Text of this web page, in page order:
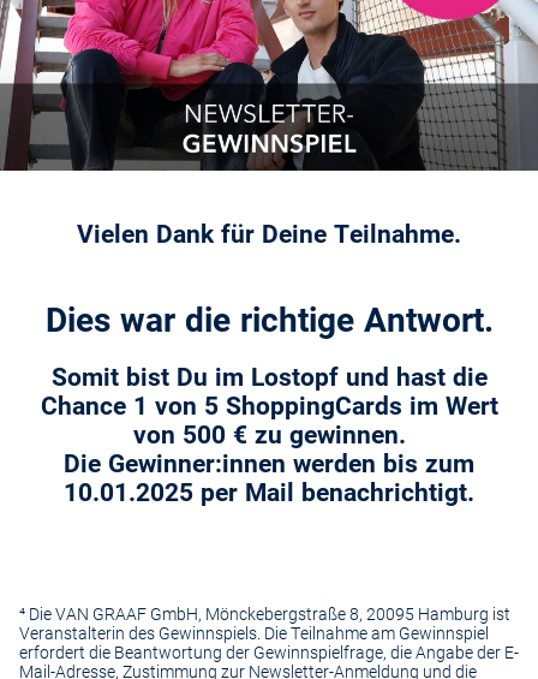
Vielen Dank für Deine Teilnahme.
Dies war die richtige Antwort.
Somit bist Du im Lostopf und hast die
Chance 1 von 5 ShoppingCards im Wert
von 500 € zu gewinnen.
Die Gewinner:innen werden bis zum
10.01.2025 per Mail benachrichtigt.
⁴ Die VAN GRAAF GmbH, Mönckebergstraße 8, 20095 Hamburg ist
Veranstalterin des Gewinnspiels. Die Teilnahme am Gewinnspiel
erfordert die Beantwortung der Gewinnspielfrage, die Angabe der E-
Mail-Adresse, Zustimmung zur Newsletter-Anmeldung und die